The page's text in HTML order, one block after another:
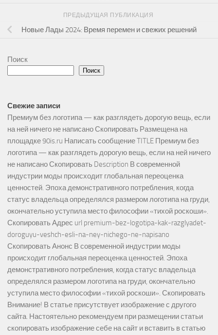
ПРЕДЫДУЩАЯ ПУБЛИКАЦИЯ
Новые Лады 2024: Время перемен и свежих решений
Поиск
Поиск
Свежие записи
Премиум без логотипа — как разглядеть дорогую вещь, если
на ней ничего не написано Скопировать Размещена на
площадке 90is.ru Написать сообщение TITLE Премиум без
логотипа — как разглядеть дорогую вещь, если на ней ничего
не написано Скопировать Description В современной
индустрии моды происходит глобальная переоценка
ценностей. Эпоха демонстративного потребления, когда
статус владельца определялся размером логотипа на груди,
окончательно уступила место философии «тихой роскоши».
Скопировать Адрес url premium-bez-logotipa-kak-razglyadet-
doroguyu-veshch-esli-na-ney-nichego-ne-napisano
Скопировать Анонс В современной индустрии моды
происходит глобальная переоценка ценностей. Эпоха
демонстративного потребления, когда статус владельца
определялся размером логотипа на груди, окончательно
уступила место философии «тихой роскоши». Скопировать
Внимание! В статье присутствует изображение с другого
сайта. Настоятельно рекомендуем при размещении статьи
скопировать изображение себе на сайт и вставить в статью